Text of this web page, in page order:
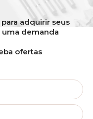
adquirir seus
uma demanda
ofertas